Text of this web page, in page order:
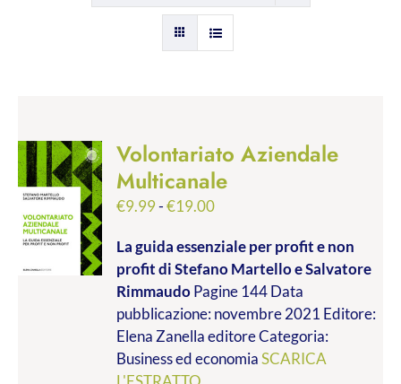
Volontariato Aziendale
Multicanale
€9.99-€19.00Fascia
prezzo:
da
€9.99
a
€19.00
La guida essenziale per profit e non
profitdi Stefano Martello e Salvatore
RimmaudoPagine 144 Data
pubblicazione: novembre 2021 Editore:
Elena Zanella editore Categoria:
Business ed economiaSCARICA